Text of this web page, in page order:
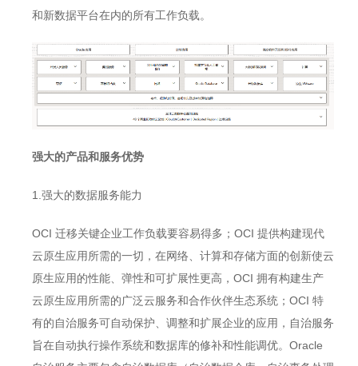
和新数据平台在内的所有工作负载。
强大的产品和服务优势
1.强大的数据服务能力
OCI 迁移关键企业工作负载要容易得多；OCI 提供构建现代
云原生应用所需的一切，在网络、计算和存储方面的创新使云
原生应用的性能、弹性和可扩展性更高，OCI 拥有构建生产
云原生应用所需的广泛云服务和合作伙伴生态系统；OCI 特
有的自治服务可自动保护、调整和扩展企业的应用，自治服务
旨在自动执行操作系统和数据库的修补和性能调优。Oracle